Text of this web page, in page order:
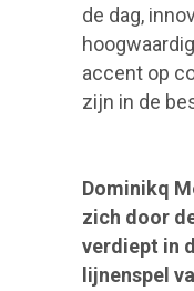
de dag,
accent op
zijn in de
Dominikq
zich door
verdiept in
lijnenspel